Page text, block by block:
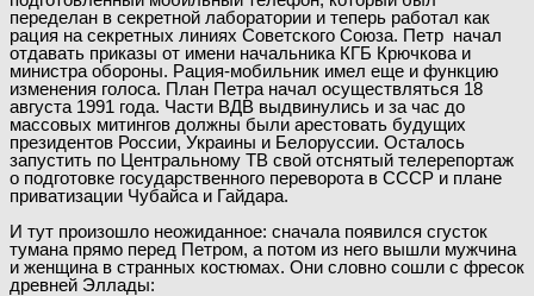
переделан в секретной лаборатории и теперь работал как
рация на секретных линиях Советского Союза. Петр начал
отдавать приказы от имени начальника КГБ Крючкова и
министра обороны. Рация-мобильник имел еще и функцию
изменения голоса. План Петра начал осуществляться 18
августа 1991 года. Части ВДВ выдвинулись и за час до
массовых митингов должны были арестовать будущих
президентов России, Украины и Белоруссии. Осталось
запустить по Центральному ТВ свой отснятый телерепортаж
о подготовке государственного переворота в СССР и плане
приватизации Чубайса и Гайдара.
И тут произошло неожиданное: сначала появился сгусток
тумана прямо перед Петром, а потом из него вышли мужчина
и женщина в странных костюмах. Они словно сошли с фресок
древней Эллады: